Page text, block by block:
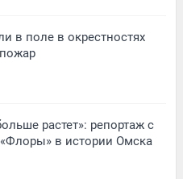
в поле в окрестностях
растет»: репортаж с
в истории Омска